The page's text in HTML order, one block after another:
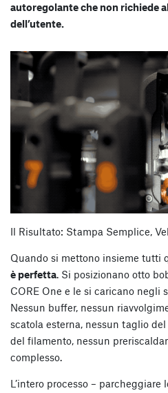
autoregolante che non richiede
dell’utente.
Il Risultato: Stampa Semplice,
Quando si mettono insieme tutti
è perfetta. Si posizionano otto
CORE One e le si caricano negli
Nessun buffer, nessun
scatola esterna, nessun taglio
del filamento, nessun
complesso.
L’intero processo – parcheggiare